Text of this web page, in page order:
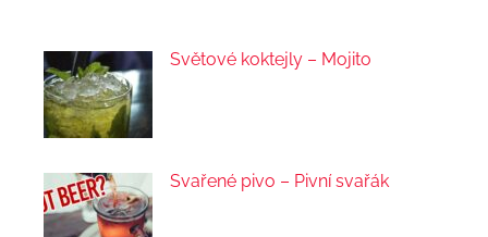
Světové koktejly – Mojito
Svařené pivo – Pivní svařák